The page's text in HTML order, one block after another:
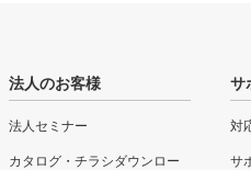
法人のお客様
法人セミナー
カタログ・チラシダウンロー
サ
対
サ